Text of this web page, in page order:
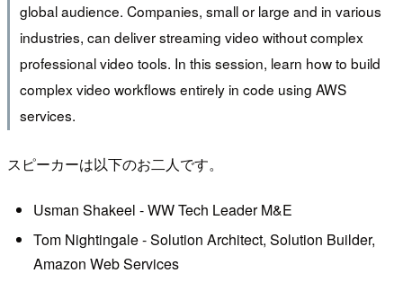
global audience. Companies, small or large and in various
industries, can deliver streaming video without complex
professional video tools. In this session, learn how to build
complex video workflows entirely in code using AWS
services.
スピーカーは以下のお二人です。
Usman Shakeel - WW Tech Leader M&E
Tom Nightingale - Solution Architect, Solution Builder,
Amazon Web Services